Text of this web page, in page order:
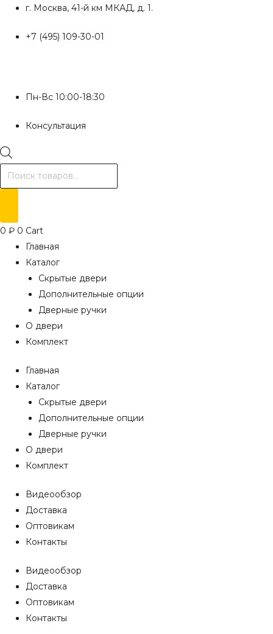
Перейти
содержимому
г. Москва, 41-й км МКАД, д. 1.
+7 (495) 109-30-01
Пн-Вс 10:00-18:30
Консультация
Поиск
товаров
0 ₽ 0 Cart
Главная
Каталог
Скрытые двери
Дополнительные опции
Дверные ручки
О двери
Комплект
Главная
Каталог
Скрытые двери
Дополнительные опции
Дверные ручки
О двери
Комплект
Видеообзор
Доставка
Оптовикам
Контакты
Видеообзор
Доставка
Оптовикам
Контакты